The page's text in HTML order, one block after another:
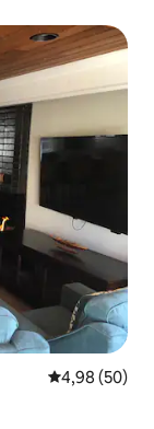
4,98 de uma
4,98 (50)